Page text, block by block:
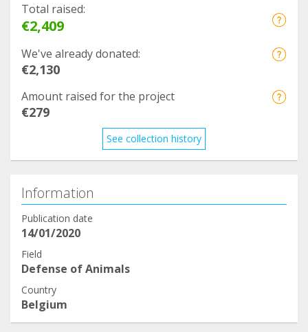
Total raised:
€2,409
We've already donated:
€2,130
Amount raised for the project
€279
See collection history
Information
Publication date
14/01/2020
Field
Defense of Animals
Country
Belgium